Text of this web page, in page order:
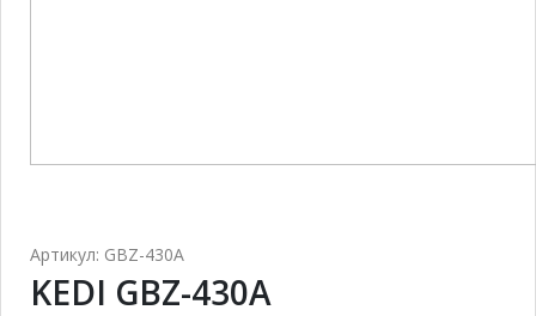
Артикул: GBZ-430A
KEDI GBZ-430A